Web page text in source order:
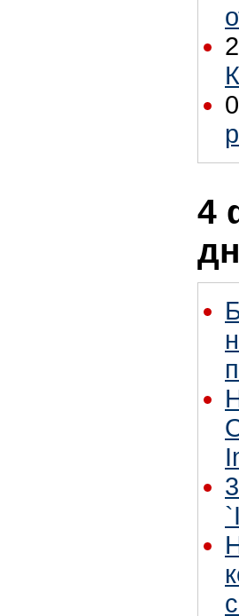
4